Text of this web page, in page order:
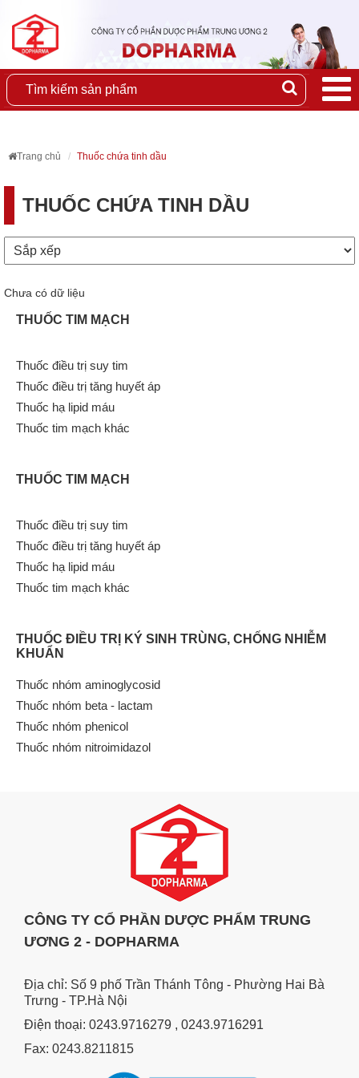
Trang chủ Thuốc chứa tinh dầu
THUỐC CHỨA TINH DẦU
Chưa có dữ liệu
THUỐC TIM MẠCH
Thuốc điều trị suy tim
Thuốc điều trị tăng huyết áp
Thuốc hạ lipid máu
Thuốc tim mạch khác
THUỐC TIM MẠCH
Thuốc điều trị suy tim
Thuốc điều trị tăng huyết áp
Thuốc hạ lipid máu
Thuốc tim mạch khác
THUỐC ĐIỀU TRỊ KÝ SINH TRÙNG, CHỐNG NHIỄM
KHUẨN
Thuốc nhóm aminoglycosid
Thuốc nhóm beta - lactam
Thuốc nhóm phenicol
Thuốc nhóm nitroimidazol
CÔNG TY CỔ PHẦN DƯỢC PHẨM TRUNG
ƯƠNG 2 - DOPHARMA
Địa chỉ: Số 9 phố Trần Thánh Tông - Phường Hai Bà
Trưng - TP.Hà Nội
Điện thoại: 0243.9716279 , 0243.9716291
Fax: 0243.8211815